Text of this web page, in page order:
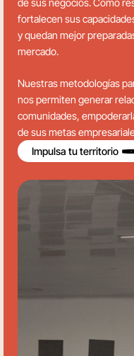
de sus negocios. Como
fortalecen sus
y quedan mejor
mercado.
Nuestras metodologías
nos permiten generar
comunidades,
de sus metas
Impulsa tu territorio